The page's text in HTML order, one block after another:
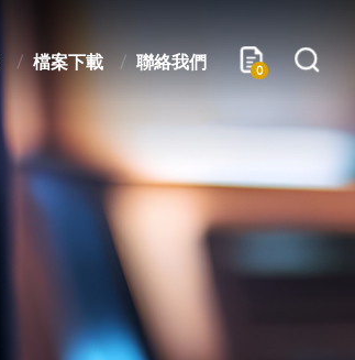
檔案下載 聯絡我們 0